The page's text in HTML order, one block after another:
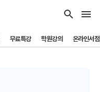
search menu
무료특강 학원강의 온라인서점